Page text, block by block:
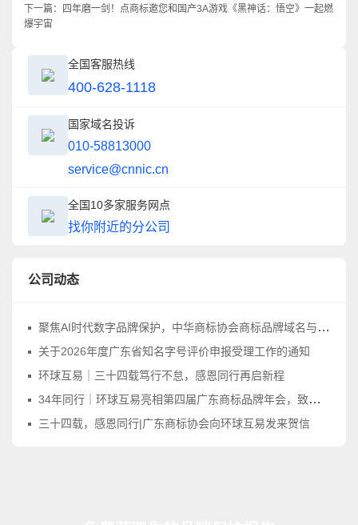
下一篇：
四年磨一剑！点商标邀您和国产3A游戏《黑神话：悟空》一起燃
爆宇宙
全国客服热线
400-628-1118
国家域名投诉
010-58813000
service@cnnic.cn
全国10多家服务网点
找你附近的分公司
公司动态
聚焦AI时代数字品牌保护，中华商标协会商标品牌域名与网络标识工作委员会正式成立
关于2026年度广东省知名字号评价申报受理工作的通知
环球互易｜三十四载笃行不怠，感恩同行再启新程
34年同行｜环球互易亮相第四届广东商标品牌年会，致敬品牌守护之路
三十四载，感恩同行|广东商标协会向环球互易发来贺信